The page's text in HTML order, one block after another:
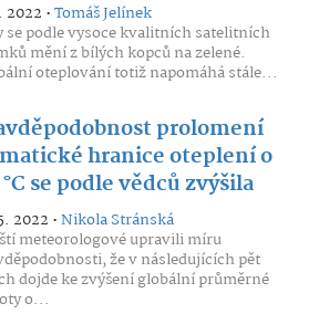
2022 •Tomáš Jelínek
se podle vysoce kvalitních satelitních
mění z bílých kopců na zelené.
oteplování totiž napomáhá stále...
prolomení
hranice oteplení o
°C se podle vědců zvýšila
2022 •Nikola Stránská
meteorologové upravili míru
že v následujících pět
dojde ke zvýšení globální průměrné
o...